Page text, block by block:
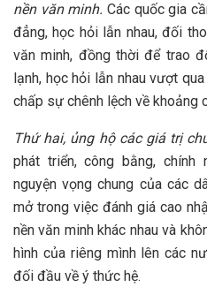
nền văn minh. Các quốc gia
đẳng, học hỏi lẫn nhau, đối
văn minh, đồng thời để trao
lạnh, học hỏi lẫn nhau vượt
chấp sự chênh lệch về khoảng
Thứ hai, ủng hộ các giá trị
phát triển, công bằng,
nguyện vọng chung của các
mở trong việc đánh giá cao
nền văn minh khác nhau và
hình của riêng mình lên các
đối đầu về ý thức hệ.